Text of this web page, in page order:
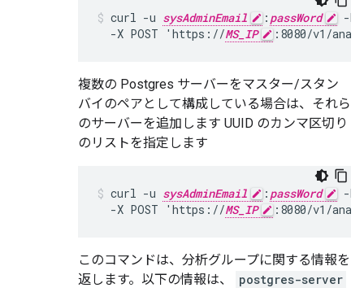
curl -u sysAdminEmail : passWord
-H
  -X POST 'https://
MS_IP :8080/v1/
複数の Postgres サーバーをマスター/スタン
バイのペアとして構成している場合は、それら
のサーバーを追加します UUID のカンマ区切り
のリストを指定します
curl -u sysAdminEmail : passWord
-H
  -X POST 'https://
MS_IP :8080/v1/
このコマンドは、分析グループに関する情報を
返します。以下の情報は、
postgres-server